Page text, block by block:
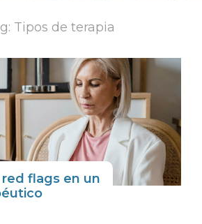
Tipos de terapia
flags en un